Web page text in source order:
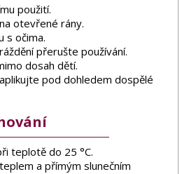
použití.
otevřené rány.
s očima.
přerušte používání.
dosah dětí.
pod dohledem dospělé
teplotě do 25 °C.
a přímým slunečním